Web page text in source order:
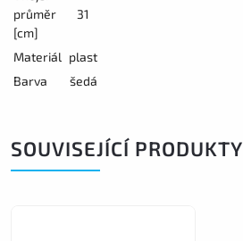
průměr
[cm]
31
Materiál plast
Barva
šedá
SOUVISEJÍCÍ PRODUKTY